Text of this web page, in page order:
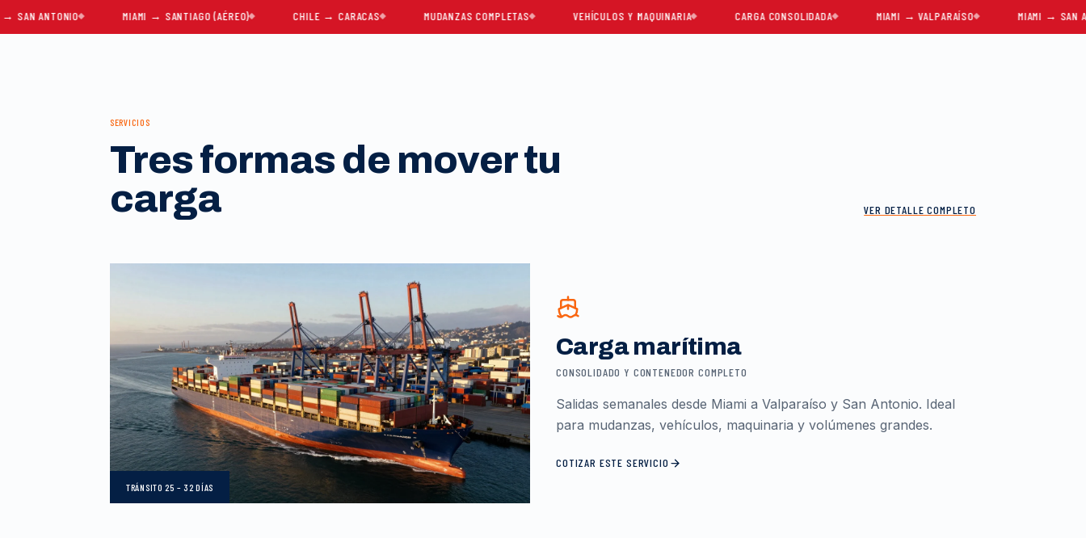
MIAMI → SANTIAGO (AÉREO) CHILE → CARACAS MUDANZAS COMPLETAS VEHÍCULOS Y MAQUINARIA CARGA CONSOLIDADA MIAMI → VALPARAÍSO MIAMI → SAN ANTONIO
SERVICIOS
Tres formas de mover tu
carga
VER DETALLE COMPLETO
TRÁNSITO 25 – 32 DÍAS
Carga marítima
CONSOLIDADO Y CONTENEDOR COMPLETO
Salidas semanales desde Miami a Valparaíso y San Antonio. Ideal
para mudanzas, vehículos, maquinaria y volúmenes grandes.
COTIZAR ESTE SERVICIO